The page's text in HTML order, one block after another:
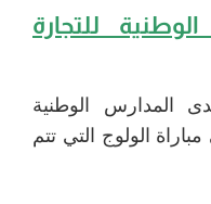
للتجارة
المدارس الوطنية
الولوج التي تتم